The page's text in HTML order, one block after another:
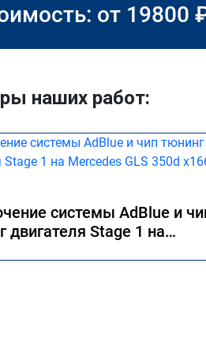
от 19800
наших работ:
системы AdBlue и
двигателя Stage 1 на